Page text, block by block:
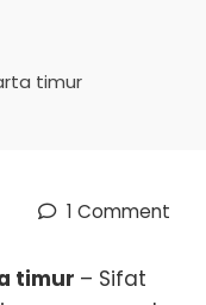
timur
1 Comment
timur – Sifat